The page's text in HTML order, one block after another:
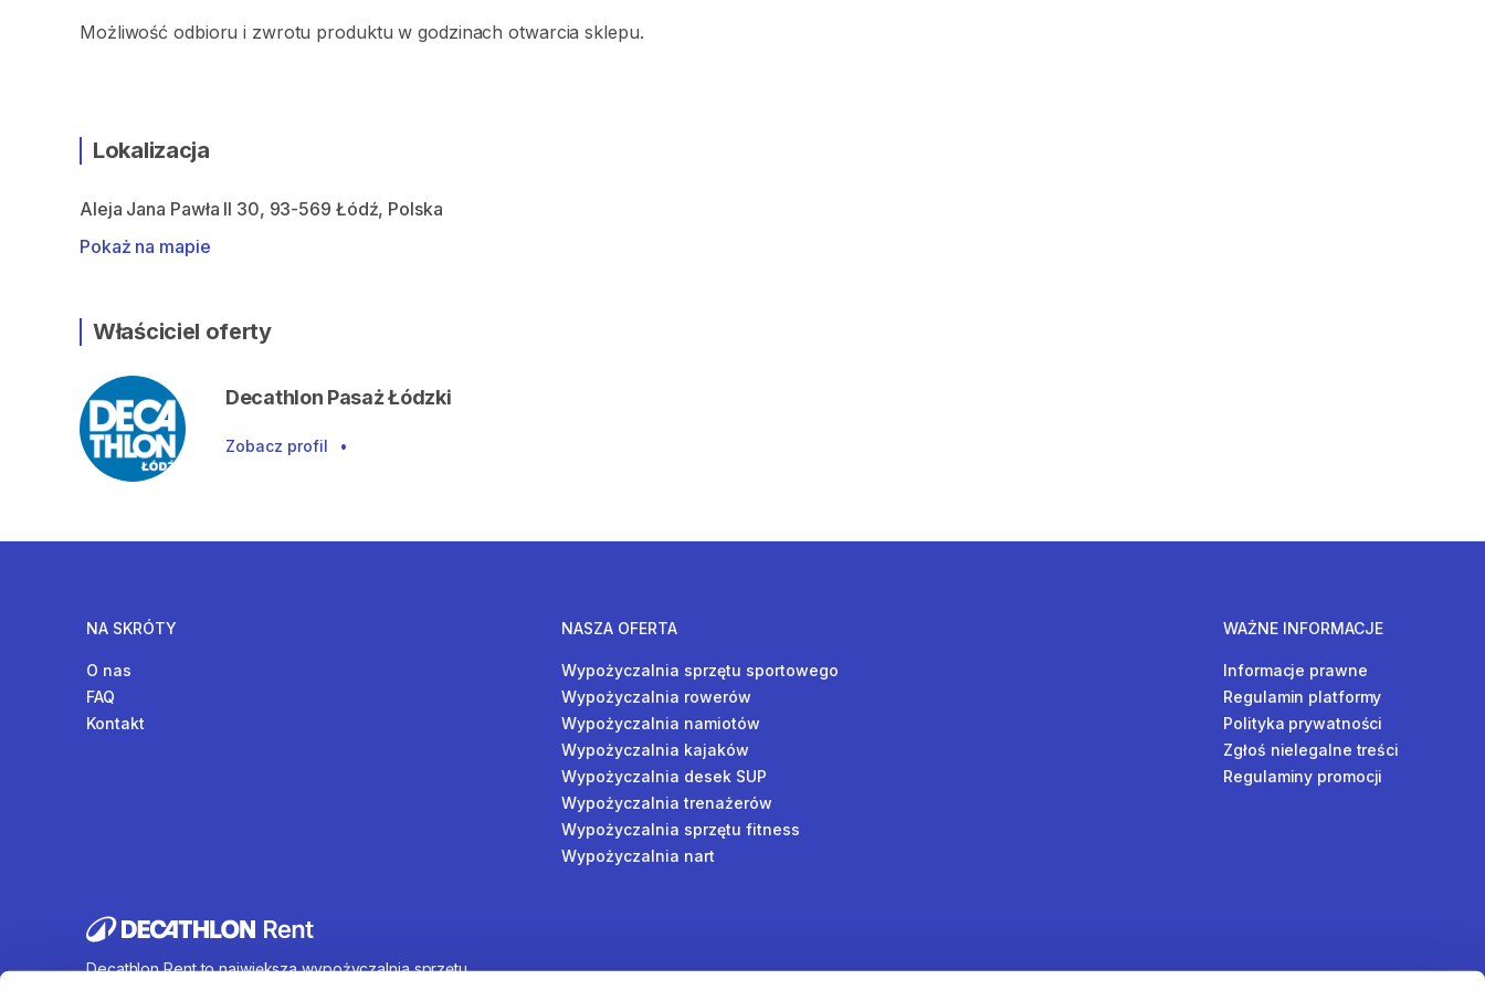
Możliwość odbioru i zwrotu produktu w godzinach otwarcia sklepu.
Lokalizacja
Aleja Jana Pawła II 30, 93-569 Łódź, Polska
Pokaż na mapie
Właściciel oferty
Decathlon Pasaż Łódzki
Zobacz profil •
NA SKRÓTY
O nas
FAQ
Kontakt
NASZA OFERTA
Wypożyczalnia sprzętu sportowego
Wypożyczalnia rowerów
Wypożyczalnia namiotów
Wypożyczalnia kajaków
Wypożyczalnia desek SUP
Wypożyczalnia trenażerów
Wypożyczalnia sprzętu fitness
Wypożyczalnia nart
WAŻNE INFORMACJE
Informacje prawne
Regulamin platformy
Polityka prywatności
Zgłoś nielegalne treści
Regulaminy promocji
Decathlon Rent to największa wypożyczalnia sprzętu